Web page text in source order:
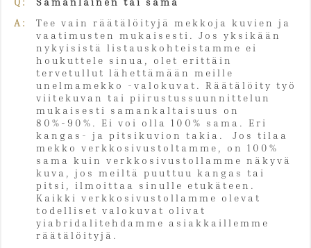
A:
Tee vain räätälöityjä mekkoja kuvien ja
vaatimusten mukaisesti. Jos yksikään
nykyisistä listauskohteistamme ei
houkuttele sinua, olet erittäin
tervetullut lähettämään meille
unelmamekko -valokuvat. Räätälöity työ
viitekuvan tai piirustussuunnittelun
mukaisesti samankaltaisuus on
80%-90%. Ei voi olla 100% sama. Eri
kangas- ja pitsikuvion takia. Jos tilaa
mekko verkkosivustoltamme, on 100%
sama kuin verkkosivustollamme näkyvä
kuva, jos meiltä puuttuu kangas tai
pitsi, ilmoittaa sinulle etukäteen.
Kaikki verkkosivustollamme olevat
todelliset valokuvat olivat
yiabridalitehdamme asiakkaillemme
räätälöityjä.